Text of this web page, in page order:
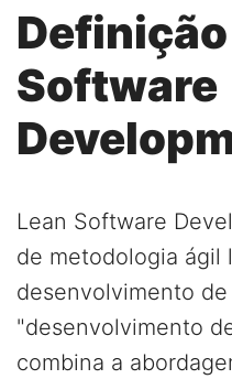
Software
Lean Software
de metodologia ágil
desenvolvimento
"desenvolvimento
combina a